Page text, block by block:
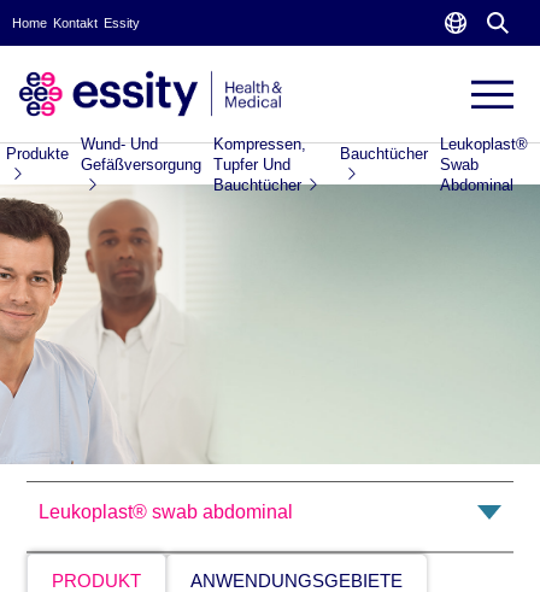
Home Kontakt Essity
Produkte
Wund- Und
Gefäßversorgung
Kompressen,
Tupfer Und
Bauchtücher
Bauchtücher
Leukoplast®
Swab
Abdominal
Leukoplast® swab abdominal
PRODUKT ANWENDUNGSGEBIETE